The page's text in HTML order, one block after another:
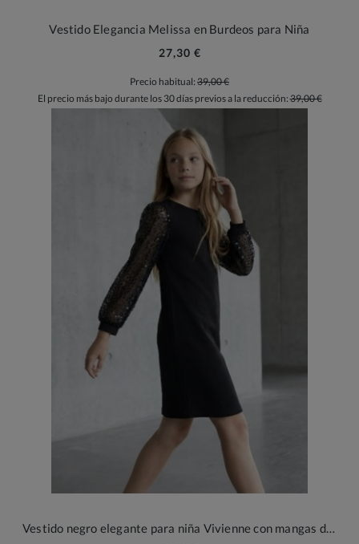
Vestido Elegancia Melissa en Burdeos para Niña
27,30 €
Precio habitual: 39,00 €
El precio más bajo durante los 30 días previos a la reducción:39,00 €
Vestido negro elegante para niña Vivienne con mangas de tul y lentejuelas